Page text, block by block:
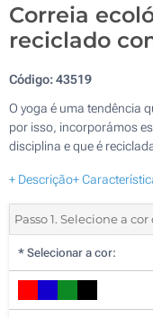
Correia
reciclado
Código:43519
O yoga é uma tendência
por isso, incorporámos
disciplina e que é
+ Descrição+
Passo 1. Selecione a
* Selecionar a cor: